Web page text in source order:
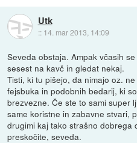
Utk
:: 14. mar 2013, 14:09
Seveda obstaja. Ampak včasih
sesest na kavč in gledat nekaj.
Tisti, ki tu pišejo, da nimajo oz.
fejsbuka in podobnih bedarij, ki
brezvezne. Če ste to sami super
same koristne in zabavne stvari,
drugimi kaj tako strašno dobrega
preskočite, seveda.